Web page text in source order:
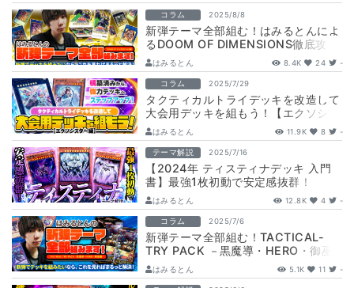
コラム 2025/8/8
新弾テーマ全部組む！はみるとんによ
るDOOM OF DIMENSIONS徹底攻
略！
はみるとん 8.4K 24 -
コラム 2025/7/29
タクティカルトライデッキを改造して
大会用デッキを組もう！【エクソシス
ター編】
はみるとん 11.9K 8 -
テーマ解説 2025/7/16
【2024年 ティスティナデッキ 入門
書】最強1枚初動で安定感抜群！
はみるとん 12.8K 4 -
コラム 2025/7/6
新弾テーマ全部組む！TACTICAL-
TRY PACK －黒魔導・HERO・御巫
徹底攻略！
はみるとん 5.1K 11 -